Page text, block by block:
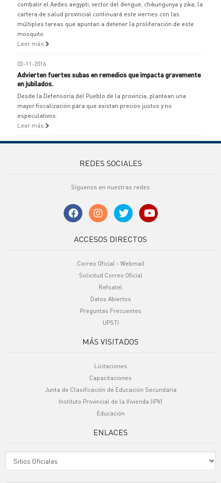
combatir el Aedes aegypti, vector del dengue, chikungunya y zika, la
cartera de salud provincial continuará este viernes con las
múltiples tareas que apuntan a detener la proliferación de este
mosquito.
Leer más
03-11-2016
Advierten fuertes subas en remedios que impacta gravemente
en jubilados.
Desde la Defensoría del Pueblo de la provincia, plantean una
mayor fiscalización para que existan precios justos y no
especulativos.
Leer más
REDES SOCIALES
Síguenos en nuestras redes
ACCESOS DIRECTOS
Correo Oficial - Webmail
Solicitud Correo Oficial
Refsatel
Datos Abiertos
Preguntas Frecuentes
UPSTI
MÁS VISITADOS
Licitaciones
Capacitaciones
Junta de Clasificación de Educación Secundaria
Instituto Provincial de la Vivienda (IPV)
Educación
ENLACES